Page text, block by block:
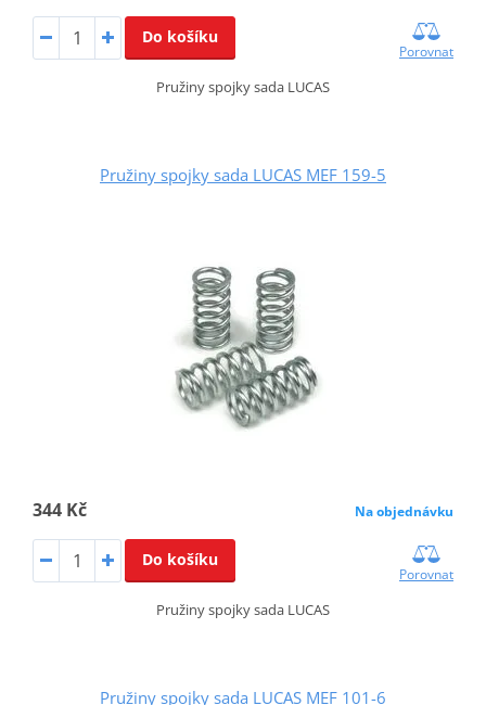
Do košíku
Porovnat
Pružiny spojky sada LUCAS
Pružiny spojky sada LUCAS MEF 159-5
344 Kč Na objednávku
Do košíku
Porovnat
Pružiny spojky sada LUCAS
Pružiny spojky sada LUCAS MEF 101-6